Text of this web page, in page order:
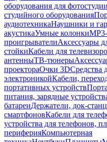
оборудования для фотостудии
студийного оборудования
аудиотехникаНаушники и
акустикаУмные колонки
проигрывателиАксессуары
стойкиКабели для
антенныТВ-тюнеры
проектораОчки 3DСредства
электроникойКабели,
портативных устройств
питания, зарядные
батареиДержатели, док-
смартфоновКабели для
устройства для телефонов,
периферияКомпьютерная